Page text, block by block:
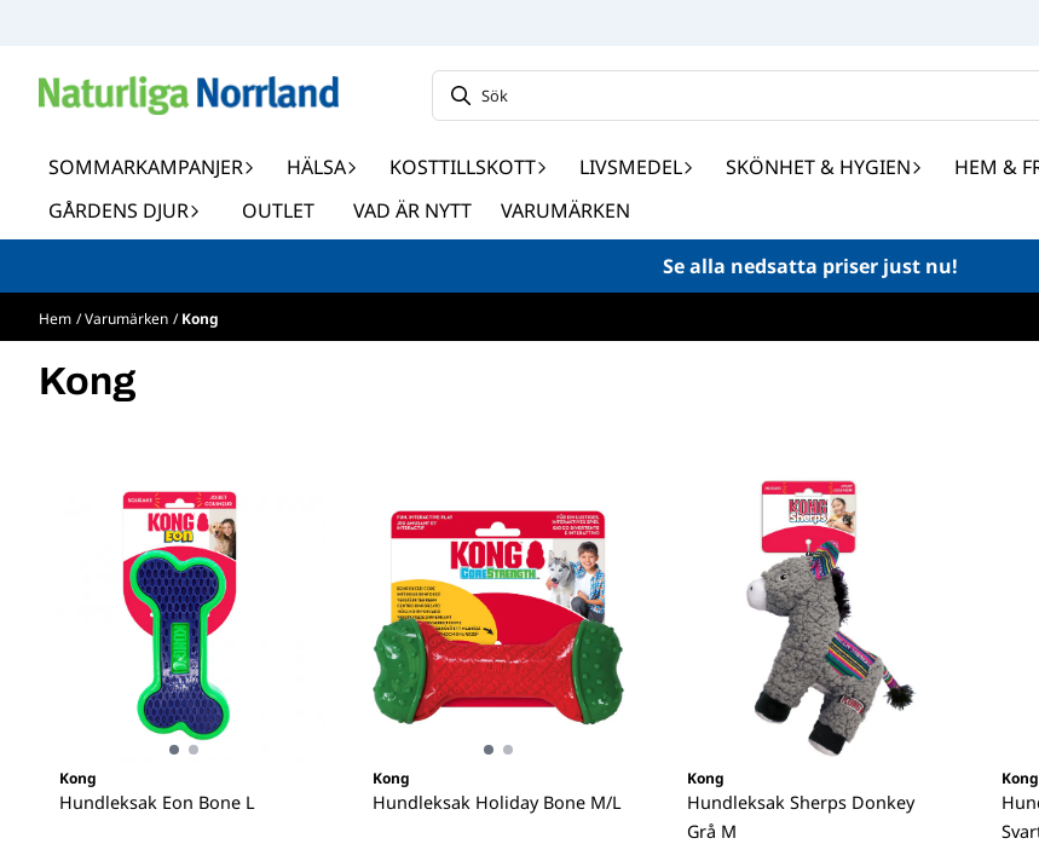
SOMMARKAMPANJER HÄLSA KOSTTILLSKOTT LIVSMEDEL SKÖNHET & HYGIEN HEM &
GÅRDENS DJUR
OUTLET VAD ÄR NYTT VARUMÄRKEN
Se alla nedsatta priser just nu!
Hem /Varumärken /Kong
Kong
Kong
Hundleksak Eon Bone L
Kong
Hundleksak Holiday Bone M/L
Kong
Hundleksak Sherps Donkey
Grå M
Kong